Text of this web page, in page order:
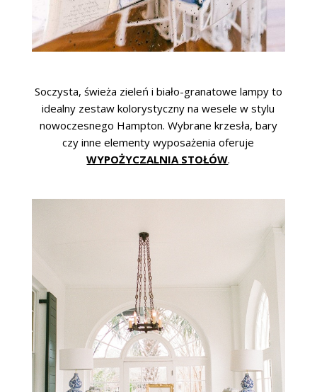
Soczysta, świeża zieleń i biało-granatowe lampy to
idealny zestaw kolorystyczny na wesele w stylu
nowoczesnego Hampton. Wybrane krzesła, bary
czy inne elementy wyposażenia oferuje
WYPOŻYCZALNIA STOŁÓW.